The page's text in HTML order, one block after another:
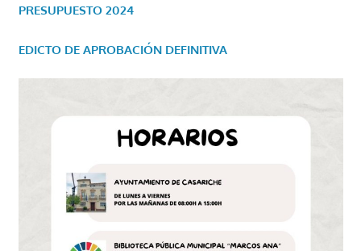
PRESUPUESTO 2024
EDICTO DE APROBACIÓN DEFINITIVA